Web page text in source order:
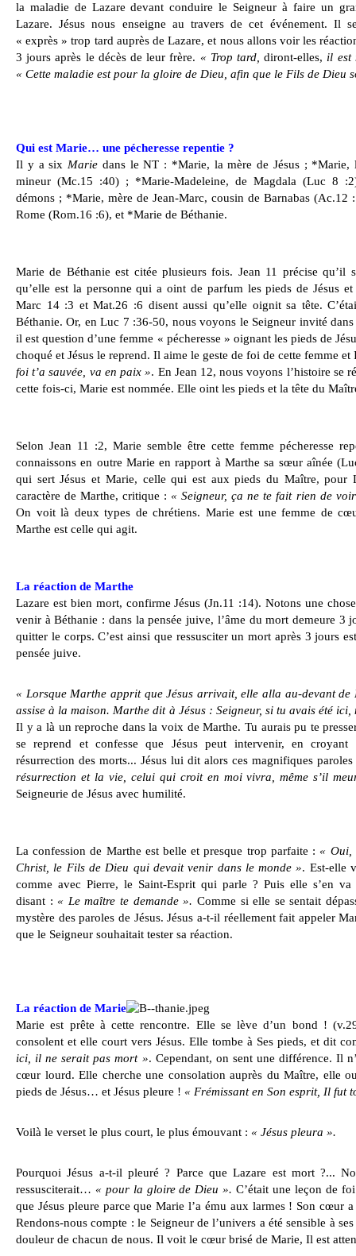
la maladie de Lazare devant conduire le Seigneur à faire un
Lazare. Jésus nous enseigne au travers de cet événement. Il
« exprès » trop tard auprès de Lazare, et nous allons voir les
3 jours après le décès de leur frère. « Trop tard, diront-elles, il est
« Cette maladie est pour la gloire de Dieu, afin que le Fils de Dieu
Qui est Marie… une pécheresse repentie ?
Il y a six Marie dans le NT : *Marie, la mère de Jésus ; *Marie,
mineur (Mc.15 :40) ; *Marie-Madeleine, de Magdala (Luc 8
démons ; *Marie, mère de Jean-Marc, cousin de Barnabas
Rome (Rom.16 :6), et *Marie de Béthanie.
Marie de Béthanie est citée plusieurs fois. Jean 11 précise qu’il
qu’elle est la personne qui a oint de parfum les pieds de Jésus
Marc 14 :3 et Mat.26 :6 disent aussi qu’elle oignit sa tête.
Béthanie. Or, en Luc 7 :36-50, nous voyons le Seigneur invité
il est question d’une femme « pécheresse » oignant les pieds de
choqué et Jésus le reprend. Il aime le geste de foi de cette femme
foi t’a sauvée, va en paix ». En Jean 12, nous voyons l’histoire se
cette fois-ci, Marie est nommée. Elle oint les pieds et la tête du
Selon Jean 11 :2, Marie semble être cette femme pécheresse
connaissons en outre Marie en rapport à Marthe sa sœur aînée
qui sert Jésus et Marie, celle qui est aux pieds du Maître, pour
caractère de Marthe, critique :« Seigneur, ça ne te fait rien de
On voit là deux types de chrétiens. Marie est une femme de
Marthe est celle qui agit.
La réaction de Marthe
Lazare est bien mort, confirme Jésus (Jn.11 :14). Notons une
venir à Béthanie : dans la pensée juive, l’âme du mort demeure 3
quitter le corps. C’est ainsi que ressusciter un mort après 3 jours
pensée juive.
« Lorsque Marthe apprit que Jésus arrivait, elle alla au-devant
assise à la maison. Marthe dit à Jésus : Seigneur, si tu avais été
Il y a là un reproche dans la voix de Marthe. Tu aurais pu te
se reprend et confesse que Jésus peut intervenir, en croyant
résurrection des morts... Jésus lui dit alors ces magnifiques
résurrection et la vie, celui qui croit en moi vivra, même s’il
Seigneurie de Jésus avec humilité.
La confession de Marthe est belle et presque trop parfaite :« Oui,
Christ, le Fils de Dieu qui devait venir dans le monde ». Est-elle
comme avec Pierre, le Saint-Esprit qui parle ? Puis elle s’en va
disant :« Le maître te demande ». Comme si elle se sentait
mystère des paroles de Jésus. Jésus a-t-il réellement fait appeler
que le Seigneur souhaitait tester sa réaction.
La réaction de Marie
Marie est prête à cette rencontre. Elle se lève d’un bond !
consolent et elle court vers Jésus. Elle tombe à Ses pieds, et dit
ici, il ne serait pas mort ». Cependant, on sent une différence. Il
cœur lourd. Elle cherche une consolation auprès du Maître, elle
pieds de Jésus… et Jésus pleure ! « Frémissant en Son esprit, Il fut
Voilà le verset le plus court, le plus émouvant : « Jésus pleura ».
Pourquoi Jésus a-t-il pleuré ? Parce que Lazare est mort ?...
ressusciterait… « pour la gloire de Dieu ». C’était une leçon de
que Jésus pleure parce que Marie l’a ému aux larmes ! Son cœur
Rendons-nous compte : le Seigneur de l’univers a été sensible à
douleur de chacun de nous. Il voit le cœur brisé de Marie, Il est